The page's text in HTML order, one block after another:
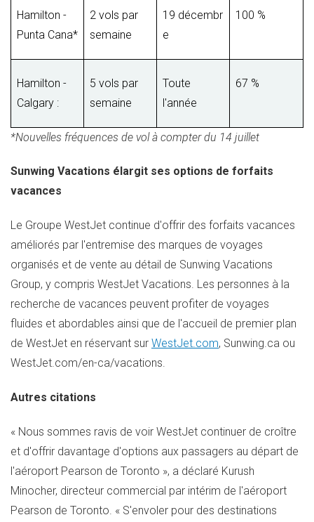
Hamilton -
Punta Cana*
2 vols par
semaine
19 décembr
e
100 %
Hamilton -
Calgary :
5 vols par
semaine
Toute
l'année
67 %
*Nouvelles fréquences de vol à compter du 14 juillet
Sunwing Vacations élargit ses options de forfaits
vacances
Le Groupe WestJet continue d'offrir des forfaits vacances
améliorés par l'entremise des marques de voyages
organisés et de vente au détail de Sunwing Vacations
Group, y compris WestJet Vacations. Les personnes à la
recherche de vacances peuvent profiter de voyages
fluides et abordables ainsi que de l'accueil de premier plan
de WestJet en réservant sur WestJet.com, Sunwing.ca ou
WestJet.com/en-ca/vacations.
Autres citations
« Nous sommes ravis de voir WestJet continuer de croître
et d'offrir davantage d'options aux passagers au départ de
l'aéroport Pearson de Toronto », a déclaré Kurush
Minocher, directeur commercial par intérim de l'aéroport
Pearson de Toronto . « S'envoler pour des destinations